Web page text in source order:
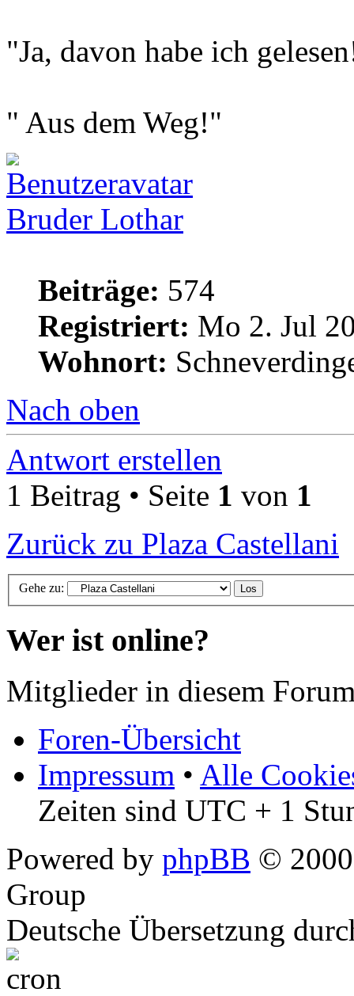
"Ja, davon habe ich
" Aus dem Weg!"
Bruder Lothar
Beiträge: 574
Registriert: Mo 2. Jul
Wohnort:
Nach oben
Antwort erstellen
1 Beitrag • Seite 1 von 1
Zurück zu Plaza Castellani
Gehe zu:
Wer ist online?
Mitglieder in diesem
Foren-Übersicht
Impressum • Alle
Zeiten sind UTC + 1
Powered by phpBB ©
Group
Deutsche Übersetzung